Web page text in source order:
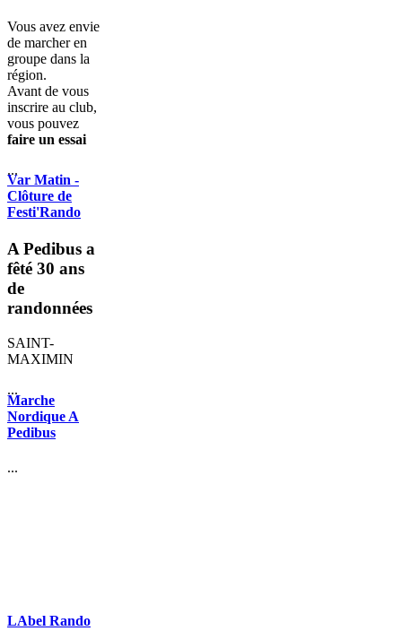
Vous avez envie
de marcher en
groupe dans la
région.
Avant de vous
inscrire au club,
vous pouvez
faire un essai
...
Var Matin -
Clôture de
Festi'Rando
A Pedibus a
fêté 30 ans
de
randonnées
SAINT-
MAXIMIN
...
Marche
Nordique A
Pedibus
...
LAbel Rando